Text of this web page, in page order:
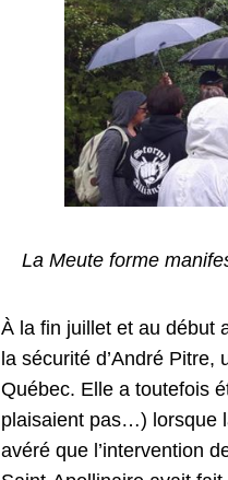
La Meute forme
À la fin juillet et au début
la sécurité d’André Pitre,
Québec. Elle a toutefois
plaisaient pas…) lorsque
avéré que l’intervention